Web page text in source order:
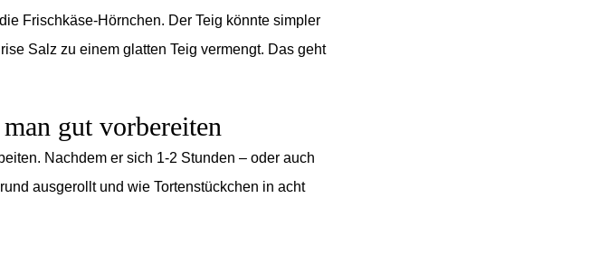
Frischkäse-Hörnchen. Der Teig könnte simpler
Salz zu einem glatten Teig vermengt. Das geht
gut vorbereiten
Nachdem er sich 1-2 Stunden – oder auch
ausgerollt und wie Tortenstückchen in acht